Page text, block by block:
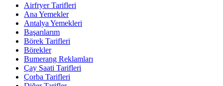
Airfryer Tarifleri
Ana Yemekler
Antalya Yemekleri
Başarılarım
Börek Tarifleri
Börekler
Bumerang Reklamları
Çay Saati Tarifleri
Çorba Tarifleri